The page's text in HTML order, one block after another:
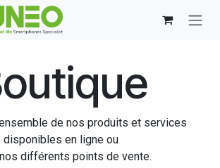
de nos produits et services
disponibles en ligne ou
différents points de vente.